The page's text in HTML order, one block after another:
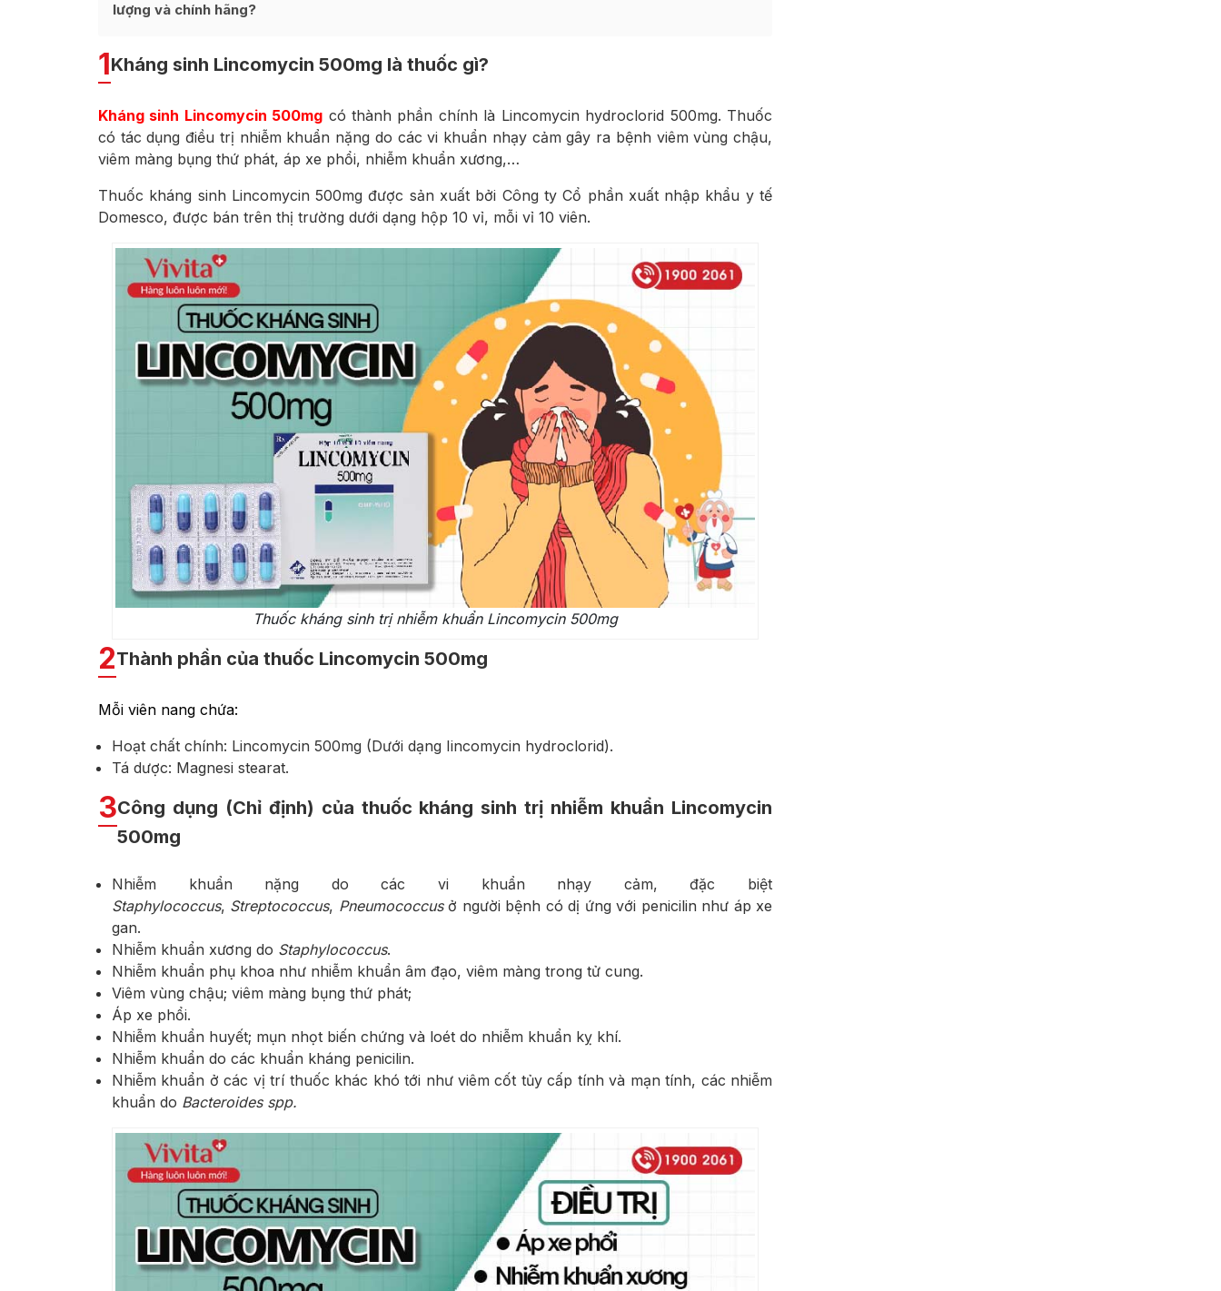
lượng và chính hãng?
1Kháng sinh Lincomycin 500mg là thuốc gì?
Kháng sinh Lincomycin 500mg có thành phần chính là Lincomycin hydroclorid 500mg. Thuốc
có tác dụng điều trị nhiễm khuẩn nặng do các vi khuẩn nhạy cảm gây ra bệnh viêm vùng chậu,
viêm màng bụng thứ phát, áp xe phổi, nhiễm khuẩn xương,…
Thuốc kháng sinh Lincomycin 500mg được sản xuất bởi Công ty Cổ phần xuất nhập khẩu y tế
Domesco, được bán trên thị trường dưới dạng hộp 10 vỉ, mỗi vỉ 10 viên.
Thuốc kháng sinh trị nhiễm khuẩn Lincomycin 500mg
2Thành phần của thuốc Lincomycin 500mg
Mỗi viên nang chứa:
Hoạt chất chính: Lincomycin 500mg (Dưới dạng Iincomycin hydroclorid).
Tá dược: Magnesi stearat.
3Công dụng (Chỉ định) của thuốc kháng sinh trị nhiễm khuẩn Lincomycin
500mg
Nhiễm khuẩn nặng do các vi khuẩn nhạy cảm, đặc biệt
Staphylococcus, Streptococcus, Pneumococcusở người bệnh có dị ứng với penicilin như áp xe
gan.
Nhiễm khuẩn xương do Staphylococcus.
Nhiễm khuẩn phụ khoa như nhiễm khuẩn âm đạo, viêm màng trong tử cung.
Viêm vùng chậu; viêm màng bụng thứ phát;
Áp xe phổi.
Nhiễm khuẩn huyết; mụn nhọt biến chứng và loét do nhiễm khuẩn kỵ khí.
Nhiễm khuẩn do các khuẩn kháng penicilin.
Nhiễm khuẩn ở các vị trí thuốc khác khó tới như viêm cốt tủy cấp tính và mạn tính, các nhiễm
khuẩn do Bacteroides spp.